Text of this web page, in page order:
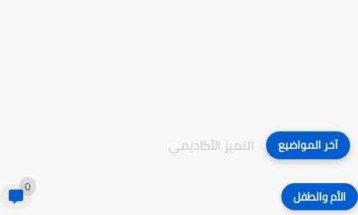
آخر المواضيع التميز الأكاديمي
الأم والطفل 0